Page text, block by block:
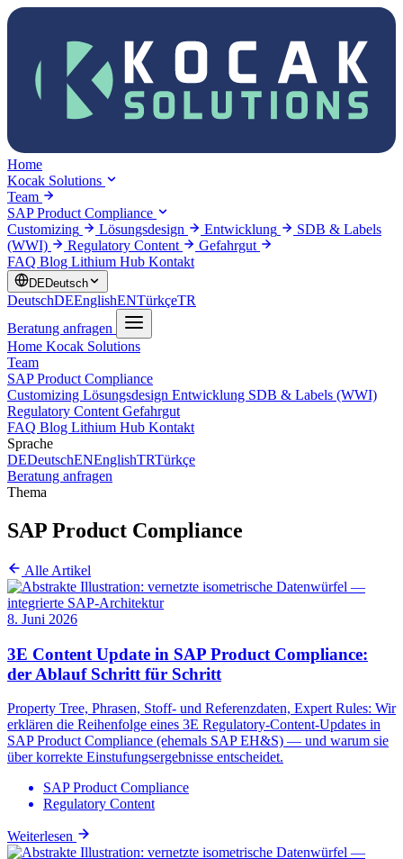
Home
Kocak Solutions
Team
SAP Product Compliance
Customizing
Lösungsdesign Entwicklung
SDB & Labels
(WWI)
Regulatory Content
Gefahrgut
FAQ Blog Lithium Hub Kontakt
DEDeutsch
DeutschDEEnglishENTürkçeTR
Beratung anfragen
Home Kocak Solutions
Team
SAP Product Compliance
Customizing Lösungsdesign Entwicklung SDB & Labels (WWI)
Regulatory Content Gefahrgut
FAQ Blog Lithium Hub Kontakt
Sprache
DEDeutschENEnglishTRTürkçe
Beratung anfragen
Thema
SAP Product Compliance
Alle Artikel
8. Juni 2026
3E Content Update in SAP Product Compliance:
der Ablauf Schritt für Schritt
Property Tree, Phrasen, Stoff- und Referenzdaten, Expert Rules: Wir
erklären die Reihenfolge eines 3E Regulatory-Content-Updates in
SAP Product Compliance (ehemals SAP EH&S) — und warum sie
über korrekte Einstufungsergebnisse entscheidet.
SAP Product Compliance
Regulatory Content
Weiterlesen